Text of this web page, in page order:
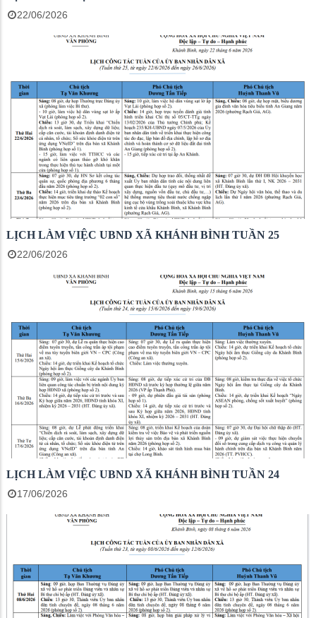
22/06/2026
LỊCH LÀM VIỆC UBND XÃ KHÁNH BÌNH TUẦN 25
22/06/2026
LỊCH LÀM VIỆC UBND XÃ KHÁNH BÌNH TUẦN 24
17/06/2026